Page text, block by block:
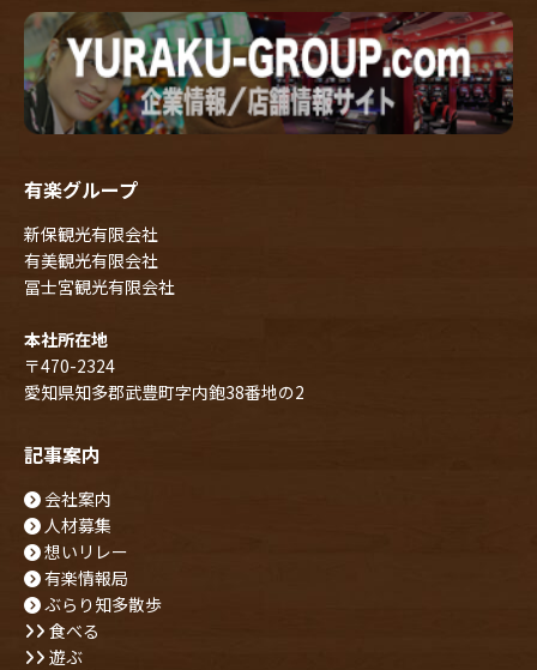
有楽グループ
新保観光有限会社
有美観光有限会社
冨士宮観光有限会社
本社所在地
〒470-2324
愛知県知多郡武豊町字内鉋38番地の2
記事案内
会社案内
人材募集
想いリレー
有楽情報局
ぶらり知多散歩
食べる
遊ぶ